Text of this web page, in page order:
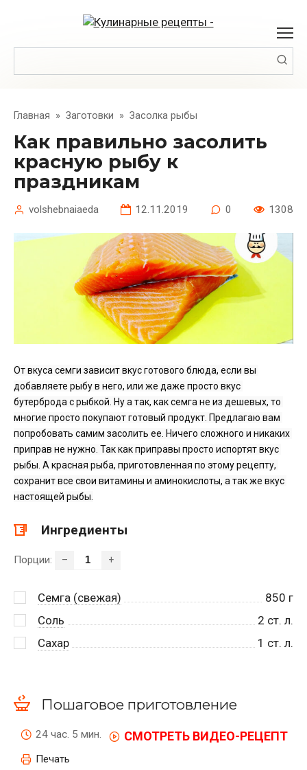
Главная » Заготовки » Засолка рыбы
Как правильно засолить
красную рыбу к
праздникам
volshebnaiaeda 12.11.2019 0 1308
От вкуса семги зависит вкус готового блюда, если вы
добавляете рыбу в него, или же даже просто вкус
бутерброда с рыбкой. Ну а так, как семга не из дешевых, то
многие просто покупают готовый продукт. Предлагаю вам
попробовать самим засолить ее. Ничего сложного и никаких
приправ не нужно. Так как приправы просто испортят вкус
рыбы. А красная рыба, приготовленная по этому рецепту,
сохранит все свои витамины и аминокислоты, а так же вкус
настоящей рыбы.
Ингредиенты
Порции: – +
Семга (свежая) 850 г
Соль
2 ст. л.
Сахар
1 ст. л.
Пошаговое приготовление
24 час. 5 мин. СМОТРЕТЬ ВИДЕО-РЕЦЕПТ
Печать